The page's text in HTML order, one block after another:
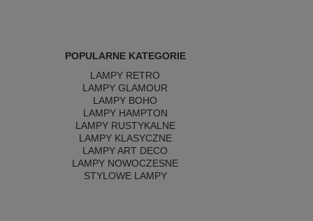
POPULARNE KATEGORIE
LAMPY RETRO
LAMPY GLAMOUR
LAMPY BOHO
LAMPY HAMPTON
LAMPY RUSTYKALNE
LAMPY KLASYCZNE
LAMPY ART DECO
LAMPY NOWOCZESNE
STYLOWE LAMPY